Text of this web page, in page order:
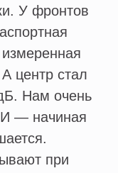
У фронтов
центр стал
Нам очень
— начиная
при